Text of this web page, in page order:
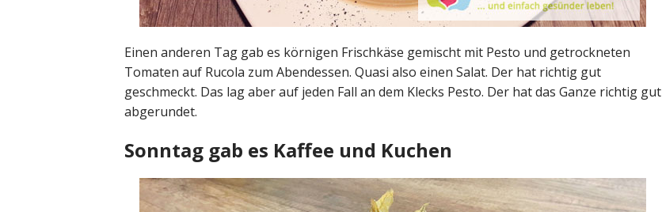
Einen anderen Tag gab es körnigen Frischkäse gemischt mit Pesto und getrockneten
Tomaten auf Rucola zum Abendessen. Quasi also einen Salat. Der hat richtig gut
geschmeckt. Das lag aber auf jeden Fall an dem Klecks Pesto. Der hat das Ganze richtig gut
abgerundet.
Sonntag gab es Kaffee und Kuchen